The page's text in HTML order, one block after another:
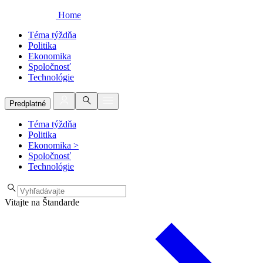
Home
Téma týždňa
Politika
Ekonomika
Spoločnosť
Technológie
Predplatné
Téma týždňa
Politika
Ekonomika >
Spoločnosť
Technológie
Vitajte na Štandarde